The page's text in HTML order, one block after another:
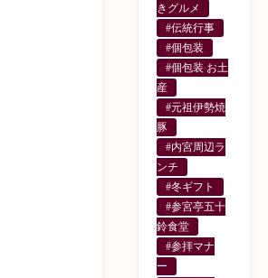
きグルメ
#伝統行事
#個包装
#個包装 お土
産
#元祖伊勢焼
豚
#内宮周辺ラ
ンチ
#冬ギフト
#参宮亭五十
鈴食堂
#参拝マナ
ー